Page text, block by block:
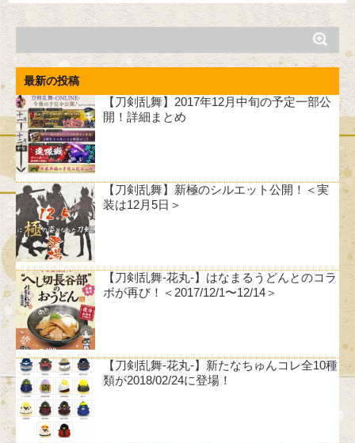
最新の投稿
【刀剣乱舞】2017年12月中旬の予定一部公
開！詳細まとめ
【刀剣乱舞】新極のシルエット公開！＜実
装は12月5日＞
【刀剣乱舞-花丸-】はなまるうどんとのコラ
ボが再び！＜2017/12/1〜12/14＞
【刀剣乱舞-花丸-】新たなちゅんコレ全10種
類が2018/02/24に登場！